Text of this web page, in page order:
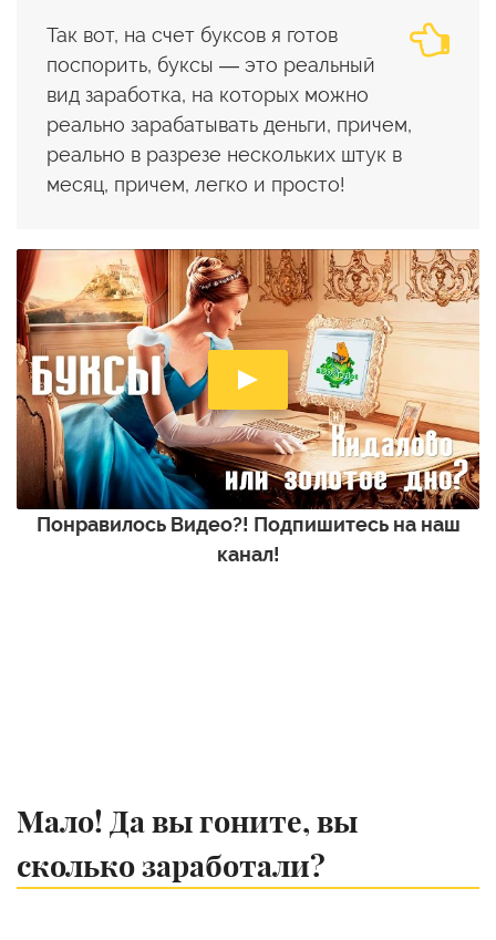
Так вот, на счет буксов я готов
поспорить, буксы — это реальный
вид заработка, на которых можно
реально зарабатывать деньги, причем,
реально в разрезе нескольких штук в
месяц, причем, легко и просто!
Понравилось Видео?! Подпишитесь на наш
канал!
Мало! Да вы гоните, вы
сколько заработали?